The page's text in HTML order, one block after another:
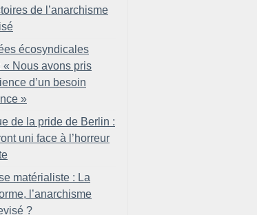
de l’anarchisme
écosyndicales
« Nous avons pris
d’un besoin
»
de la pride de Berlin :
uni face à l’horreur
matérialiste : La
l’anarchisme
?